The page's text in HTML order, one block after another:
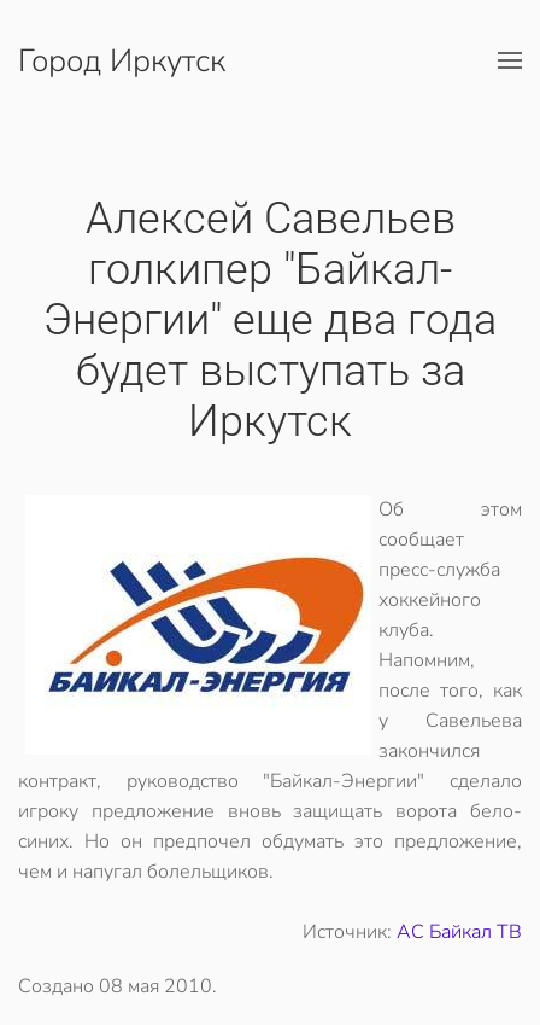
Перейти к содержимому
Город Иркутск
Алексей Савельев
голкипер "Байкал-
Энергии" еще два года
будет выступать за
Иркутск
Об этом
сообщает
пресс-служба
хоккейного
клуба.
Напомним,
после того, как
у Савельева
закончился
контракт, руководство "Байкал-Энергии" сделало
игроку предложение вновь защищать ворота бело-
синих. Но он предпочел обдумать это предложение,
чем и напугал болельщиков.
Источник: АС Байкал ТВ
Создано 08 мая 2010.